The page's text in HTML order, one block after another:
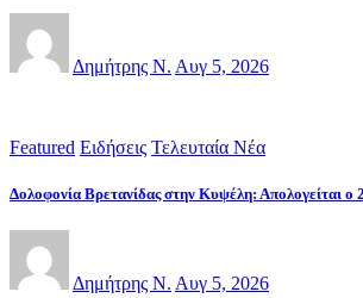
Δημήτρης Ν. Αυγ 5, 2026
Featured Ειδήσεις Τελευταία Νέα
Δολοφονία Βρετανίδας στην Κυψέλη: Απολογείται ο
Δημήτρης Ν. Αυγ 5, 2026